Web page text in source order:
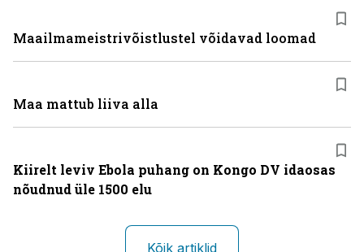
Maailmameistrivõistlustel võidavad loomad
Maa mattub liiva alla
Kiirelt leviv Ebola puhang on Kongo DV idaosas
nõudnud üle 1500 elu
Kõik artiklid